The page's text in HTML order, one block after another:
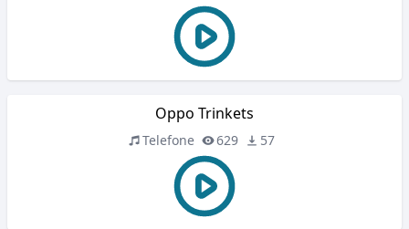
Oppo Trinkets
Telefone 629 57